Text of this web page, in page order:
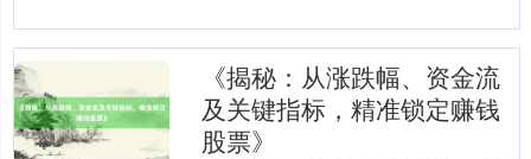
《揭秘：从涨跌幅、资金流
及关键指标，精准锁定赚钱
股票》